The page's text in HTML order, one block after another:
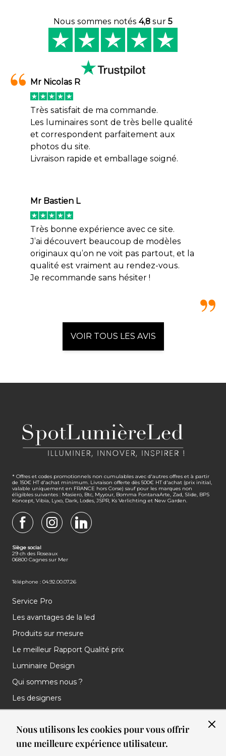
Nous utilisons les cookies pour vous offrir
une meilleure expérience utilisateur.
Nous sommes notés 4,8 sur 5
Mr Nicolas R
Très satisfait de ma commande.
Les luminaires sont de très belle qualité
et correspondent parfaitement aux
photos du site.
Livraison rapide et emballage soigné.
Mr Bastien L
Très bonne expérience avec ce site.
J’ai découvert beaucoup de modèles
originaux qu’on ne voit pas partout, et la
qualité est vraiment au rendez-vous.
Je recommande sans hésiter !
VOIR TOUS LES AVIS
* Offres et codes promotionnels non cumulables avec d'autres offres et à partir
de 150€ HT d'achat minimum. Livraison offerte dès 500€ HT d'achat (prix initial,
valable uniquement en FRANCE hors Corse) sauf pour les marques non
éligibles suivantes : Masiero, Btc, Myyour, Bomma FontanaArte, Zad, Slide, BPS
Koncept, Vibia, Lyxo, Dark, Lodes, JSPR, Ks Verlichting et New Garden.
Siège social
29 ch des Roseaux
06800 Cagnes sur Mer
Téléphone : 04.92.00.07.26
Service Pro
Les avantages de la led
Produits sur mesure
Le meilleur Rapport Qualité prix
Luminaire Design
Qui sommes nous ?
Les designers
Nos réalisations
Nos Clients